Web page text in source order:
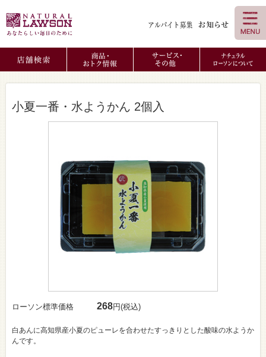
小夏一番・水ようかん 2個入
ローソン標準価格 268円(税込)
白あんに高知県産小夏のピューレを合わせたすっきりとした酸味の水ようか
んです。